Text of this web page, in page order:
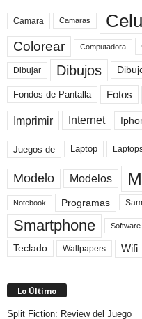
Camara Camaras
Colorear Computadora
Dibujar Dibujos
Fondos de Pantalla Fotos
Imprimir Internet
Juegos de Laptop
Modelo Modelos
Notebook Programas
Smartphone Software
Teclado Wallpapers Wifi
Lo Último
Split Fiction: Review del Juego